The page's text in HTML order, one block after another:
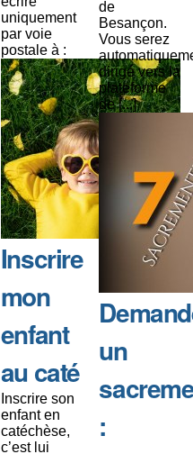
uniquement
par voie
postale à :
Inscrire
mon
enfant
au caté
Inscrire son
enfant en
catéchèse,
c’est lui
de
Besançon.
Vous serez
dirigé vers la
plateforme
de [...]
un
: